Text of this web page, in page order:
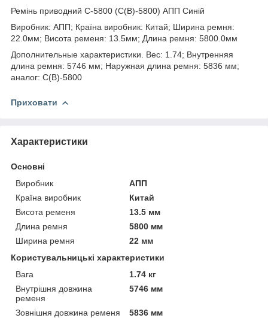
Ремінь приводний C-5800 (C(В)-5800) АПП Синій
Виробник: АПП; Країна виробник: Китай; Ширина ремня:
22.0мм; Висота ременя: 13.5мм; Длина ремня: 5800.0мм
Дополнительные характеристики. Вес: 1.74; Внутренняя
длина ремня: 5746 мм; Наружная длина ремня: 5836 мм;
аналог: C(В)-5800
Приховати
Характеристики
Основні
Виробник
АПП
Країна виробник
Китай
Висота ременя
13.5 мм
Длина ремня
5800 мм
Ширина ремня
22 мм
Користувальницькі характеристики
Вага
1.74 кг
Внутрішня довжина
ременя
5746 мм
Зовнішня довжина ременя
5836 мм